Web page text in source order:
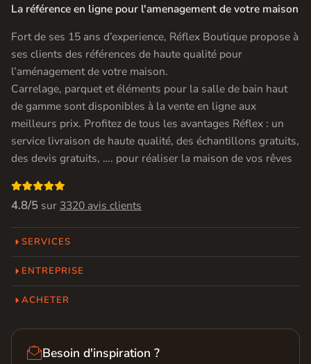
La référence en ligne pour l'amenagement de votre maison
Fort de ses 15 ans d’experience, Réflex Boutique propose à
ses clients des références de haute qualité pour
l’aménagement de votre maison.
Carrelage, parquet et éléments pour la salle de bain haut
de gamme sont disponibles à la vente en ligne aux
meilleurs prix. Profitez de tous les avantages Réflex : un
service livraison de haute qualité, des échantillons gratuits,
des devis gratuits, …. pour réaliser la maison de vos rêves

4.8/5 sur 3320 avis clients
SERVICES
ENTREPRISE
ACHETER
Besoin d'inspiration ?